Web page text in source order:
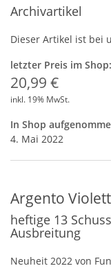
Archivartikel
Dieser Artikel ist bei
letzter Preis im Shop:
20,99 €
inkl. 19% MwSt.
In Shop
4. Mai 2022
Argento
heftige 13
Ausbreitung
Neuheit 2022 von